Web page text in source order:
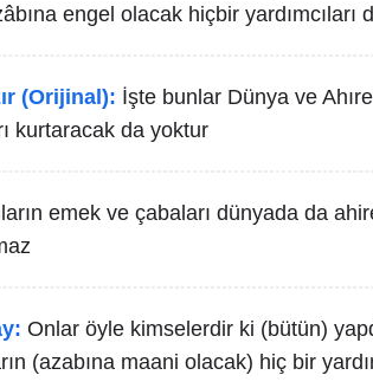
engel olacak hiçbir yardımcıları
(Orijinal): İşte bunlar Dünya ve
kurtaracak da yoktur
emek ve çabaları dünyada da
Onlar öyle kimselerdir ki (bütün)
(azabına maani olacak) hiç bir